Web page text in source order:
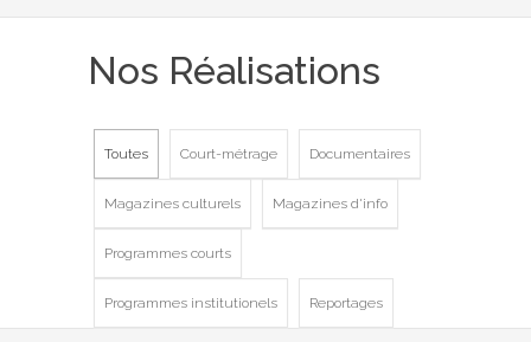
Nos Réalisations
Toutes Court-métrage Documentaires
Magazines culturels Magazines d'info
Programmes courts
Programmes institutionels Reportages